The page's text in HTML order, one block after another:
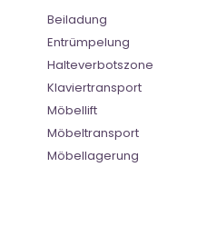
Beiladung
Entrümpelung
Halteverbotszone
Klaviertransport
Möbellift
Möbeltransport
Möbellagerung